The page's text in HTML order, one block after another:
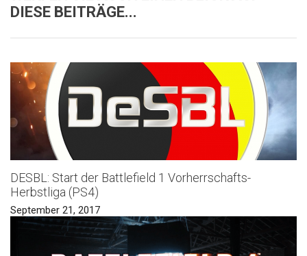
DIESE BEITRÄGE...
DESBL: Start der Battlefield 1 Vorherrschafts-
Herbstliga (PS4)
September 21, 2017